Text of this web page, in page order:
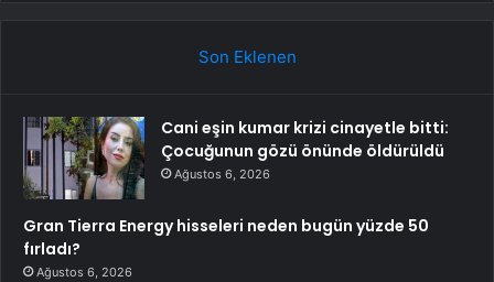
Son Eklenen
Cani eşin kumar krizi cinayetle bitti:
Çocuğunun gözü önünde öldürüldü
Ağustos 6, 2026
Gran Tierra Energy hisseleri neden bugün yüzde 50
fırladı?
Ağustos 6, 2026